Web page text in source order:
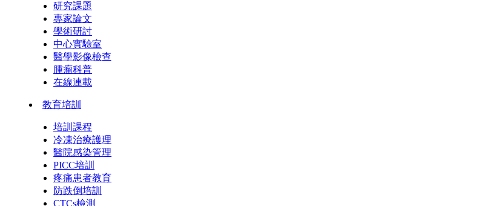
研究課題
專家論文
學術研討
中心實驗室
醫學影像檢查
腫瘤科普
在線連載
教育培訓
培訓課程
冷凍治療護理
醫院感染管理
PICC培訓
疼痛患者教育
防跌倒培訓
CTCs檢測